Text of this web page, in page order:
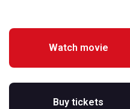
Watch movie
Buy tickets